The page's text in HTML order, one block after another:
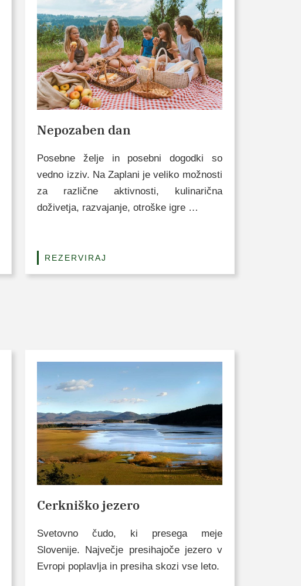
Nepozaben dan
Posebne želje in posebni dogodki so
vedno izziv. Na Zaplani je veliko možnosti
za različne aktivnosti, kulinarična
doživetja, razvajanje, otroške igre …
REZERVIRAJ
Cerkniško jezero
Svetovno čudo, ki presega meje
Slovenije. Največje presihajoče jezero v
Evropi poplavlja in presiha skozi vse leto.